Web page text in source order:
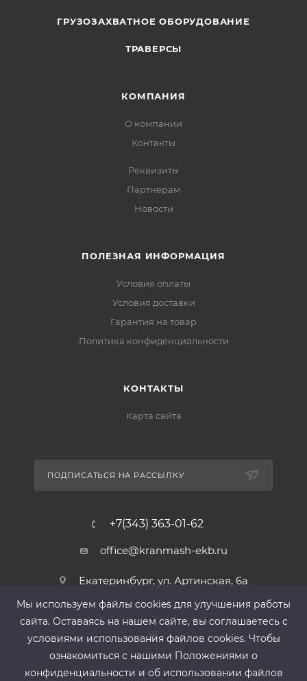
ГРУЗОЗАХВАТНОЕ ОБОРУДОВАНИЕ
ТРАВЕРСЫ
КОМПАНИЯ
О компании
Контакты
Реквизиты
Партнерам
Новости
ПОЛЕЗНАЯ ИНФОРМАЦИЯ
Условия оплаты
Условия доставки
Гарантия на товар
Политика конфиденциальности
КОНТАКТЫ
Карта сайта
ПОДПИСАТЬСЯ НА РАССЫЛКУ
+7(343) 363-01-62
office@kranmash-ekb.ru
Екатеринбург, ул. Артинская, 6а
Мы используем файлы cооkies для улучшения работы
сайта. Оставаясь на нашем сайте, вы соглашаетесь с
условиями использования файлов cооkies. Чтобы
ознакомиться с нашими Положениями о
конфиденциальности и об использовании файлов